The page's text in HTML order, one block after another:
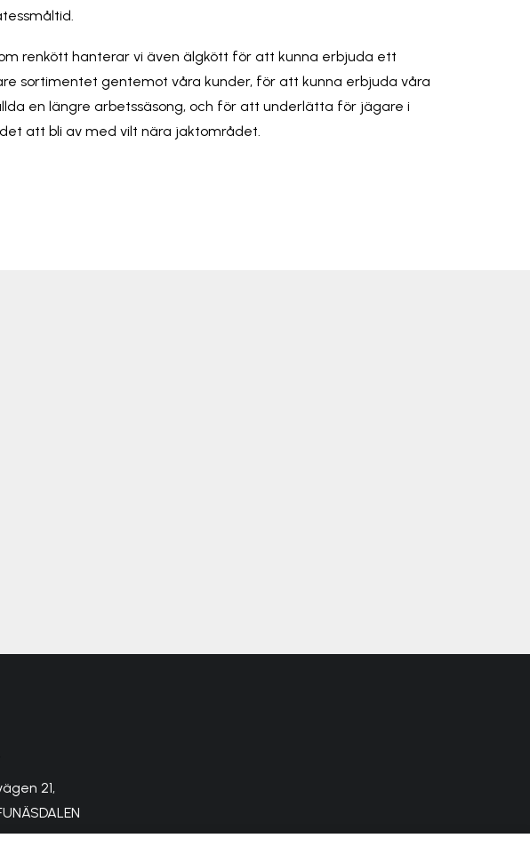
renkött hanterar vi även älgkött för att kunna erbjuda ett
sortimentet gentemot våra kunder, för att kunna erbjuda våra
en längre arbetssäsong, och för att underlätta för jägare i
att bli av med vilt nära jaktområdet.
21,